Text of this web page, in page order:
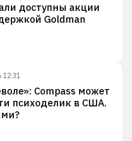
доступны акции
Goldman
12:31
Compass может
психоделик в США.